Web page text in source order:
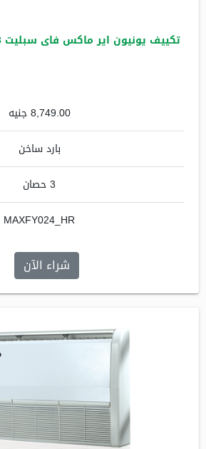
تكييف يونيون اير ماكس فاى سبليت 3 حصان بارد ساخن
8,749.00 جنيه
بارد ساخن
3 حصان
MAXFY024_HR
شراء الآن